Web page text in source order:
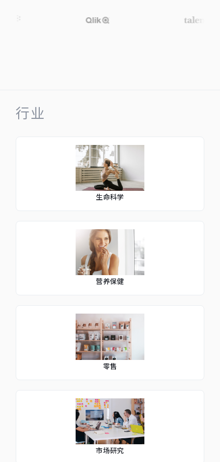
行业
生命科学
营养保健
零售
市场研究